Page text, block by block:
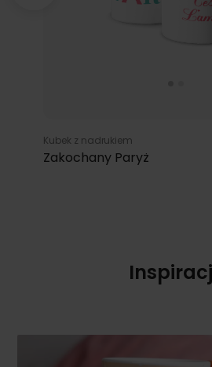
Kubek z nadrukiem
Zakochany Paryż